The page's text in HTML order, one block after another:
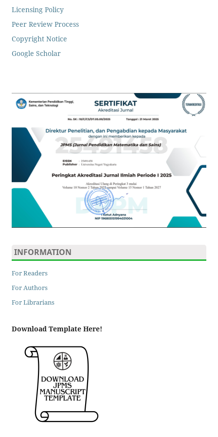
Licensing Policy
Peer Review Process
Copyright Notice
Google Scholar
INFORMATION
For Readers
For Authors
For Librarians
Download Template Here!